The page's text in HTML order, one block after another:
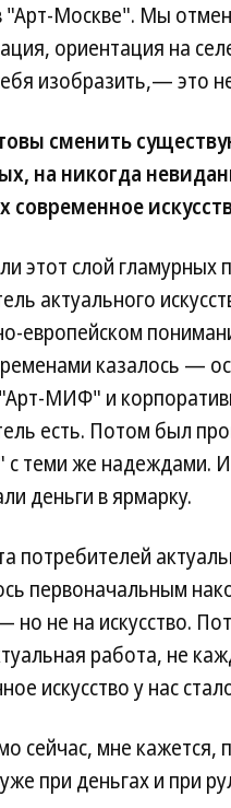
"Арт-Москве". Мы
ориентация на
изобразить,— это
сменить
на никогда
этот слой гламурных
актуального
европейском
казалось —
МИФ" и
есть. Потом был
с теми же надеждами.
деньги в ярмарку.
потребителей
первоначальным
но не на искусство.
работа, не
искусство у нас
сейчас, мне кажется,
при деньгах и при